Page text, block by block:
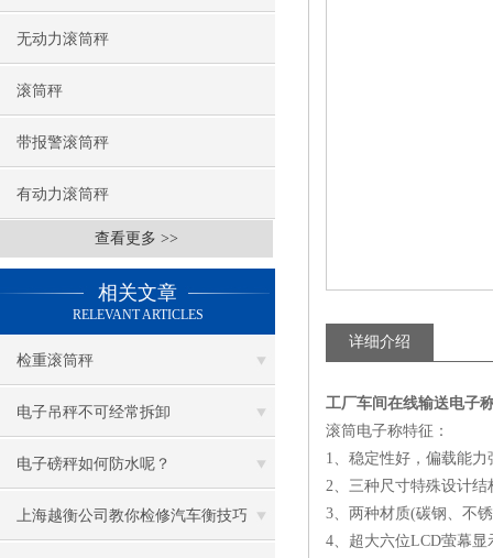
无动力滚筒秤
滚筒秤
带报警滚筒秤
有动力滚筒秤
查看更多 >>
相关文章
RELEVANT ARTICLES
检重滚筒秤
电子吊秤不可经常拆卸
电子磅秤如何防水呢？
上海越衡公司教你检修汽车衡技巧
详细介绍
工厂车间在线输送电子
滚筒电子称特征：
1、稳定性好，偏载能
2、三种尺寸特殊设计结
3、两种材质(碳钢、不
4、超大六位LCD萤幕